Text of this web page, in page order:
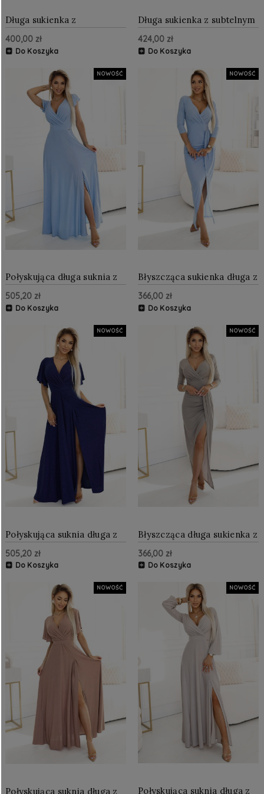
Długa sukienka z
rozcięciem i dekoltem w
caro Beżowa z brokatem
400,00 zł
Do Koszyka
Długa sukienka z subtelnym
połyskiem i gorsetowym
wiązaniem na plecach
Granatowa z brokatem
424,00 zł
Do Koszyka
Połyskująca długa suknia z
dekoltem Błękitna z
brokatem
505,20 zł
Do Koszyka
NOWOŚĆ
Błyszcząca sukienka długa z
dekoltem i rozcięciem na
nodze Błękitna z brokatem
366,00 zł
Do Koszyka
NOWOŚĆ
Połyskująca suknia długa z
rękawkiem i dekoltem
Granatowa z Brokatem
505,20 zł
Do Koszyka
NOWOŚĆ
Błyszcząca długa sukienka z
dekoltem i rozcięciem na
nodze Szary beż z
brokatem
366,00 zł
Do Koszyka
NOWOŚĆ
Połyskująca suknia długa z
NOWOŚĆ
Połyskująca suknia długa z
NOWOŚĆ